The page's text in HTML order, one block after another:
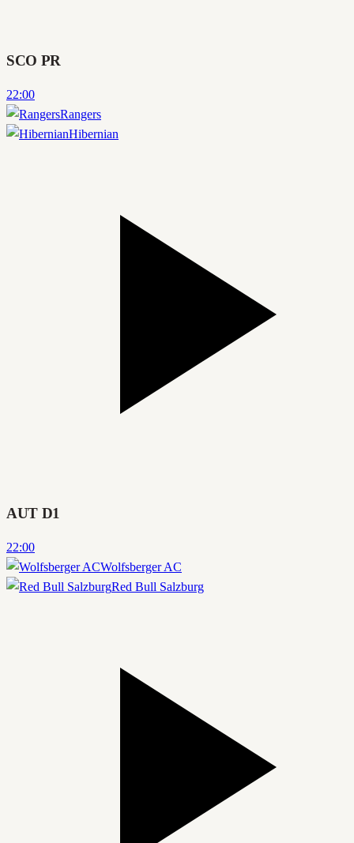
SCO PR
22:00
Rangers
Hibernian
AUT D1
22:00
Wolfsberger AC
Red Bull Salzburg